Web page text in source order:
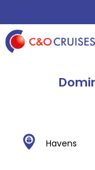
Havens